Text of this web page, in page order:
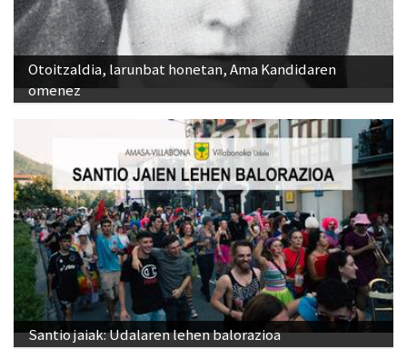
Otoitzaldia, larunbat honetan, Ama Kandidaren
omenez
Santio jaiak: Udalaren lehen balorazioa